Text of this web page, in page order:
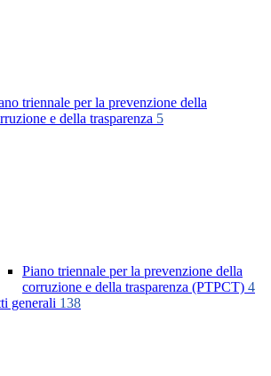
triennale per la prevenzione della
e della trasparenza 5
Piano triennale per la prevenzione della
corruzione e della trasparenza (PTPCT) 4
generali 138